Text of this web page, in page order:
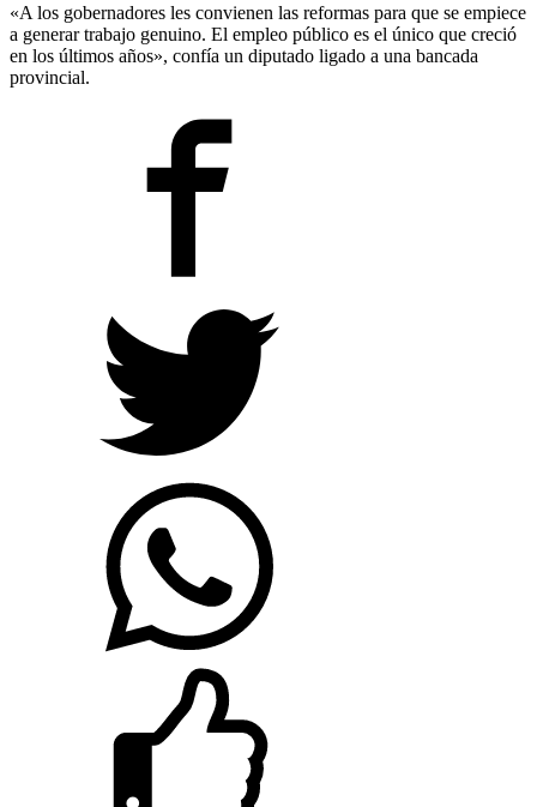
«A los gobernadores les convienen las reformas para que se empiece
a generar trabajo genuino. El empleo público es el único que creció
en los últimos años», confía un diputado ligado a una bancada
provincial.